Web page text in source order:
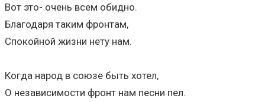
Вот это- очень всем обидно.
Благодаря таким фронтам,
Спокойной жизни нету нам.
Когда народ в союзе быть хотел,
О независимости фронт нам песни пел.